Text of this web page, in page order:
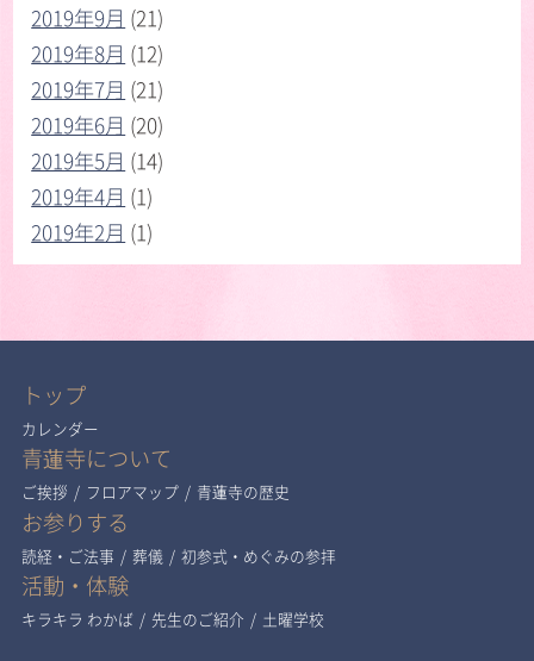
2019年9月 (21)
2019年8月 (12)
2019年7月 (21)
2019年6月 (20)
2019年5月 (14)
2019年4月 (1)
2019年2月 (1)
トップ
カレンダー
青蓮寺について
ご挨拶 / フロアマップ / 青蓮寺の歴史
お参りする
読経・ご法事 / 葬儀 / 初参式・めぐみの参拝
活動・体験
キラキラ わかば / 先生のご紹介 / 土曜学校